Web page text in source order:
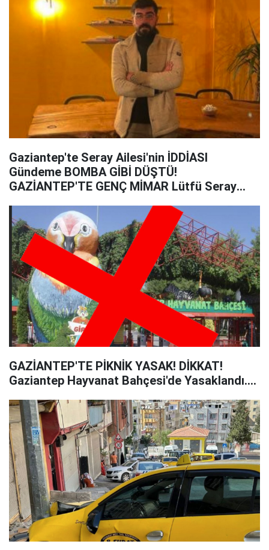
Gaziantep'te Seray Ailesi'nin İDDİASI
Gündeme BOMBA GİBİ DÜŞTÜ!
GAZİANTEP'TE GENÇ MİMAR Lütfü Seray
GAZİANTEP'TE PİKNİK YASAK! DİKKAT!
Gaziantep Hayvanat Bahçesi'de Yasaklandı....